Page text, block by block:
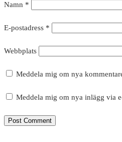
Namn *
E-postadress *
Webbplats
Meddela mig om nya
Meddela mig om nya inlägg via